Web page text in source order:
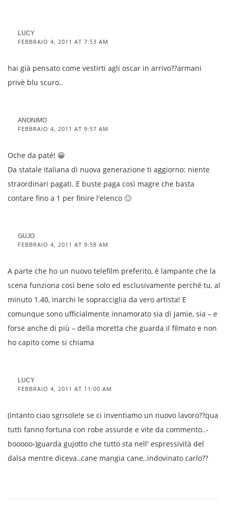
LUCY
FEBBRAIO 4, 2011 AT 7:53 AM
hai già pensato come vestirti agli oscar in arrivo??armani
privè blu scuro..
ANONIMO
FEBBRAIO 4, 2011 AT 9:57 AM
Oche da paté! 😀
Da statale italiana di nuova generazione ti aggiorno: niente
straordinari pagati. E buste paga così magre che basta
contare fino a 1 per finire l'elenco 🙂
GUJO
FEBBRAIO 4, 2011 AT 9:58 AM
A parte che ho un nuovo telefilm preferito, è lampante che la
scena funziona così bene solo ed esclusivamente perché tu, al
minuto 1.40, inarchi le sopracciglia da vero artista! E
comunque sono ufficialmente innamorato sia di Jamie, sia – e
forse anche di più – della moretta che guarda il filmato e non
ho capito come si chiama
LUCY
FEBBRAIO 4, 2011 AT 11:00 AM
(intanto ciao sgrisole!e se ci inventiamo un nuovo lavoro??qua
tutti fanno fortuna con robe assurde e vite da commento..-
booooo-)guarda gujotto che tutto sta nell' espressività del
dalsa mentre diceva..cane mangia cane..indovinato carlo??